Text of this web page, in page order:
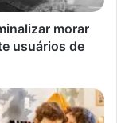
morar
usuários de